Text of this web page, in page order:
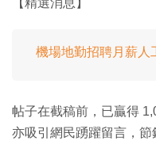
機場地勤招聘月薪人
帖子在截稿前，已贏得
亦吸引網民踴躍留言，節